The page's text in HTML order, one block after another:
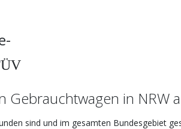
Gebrauchtwagen in NRW
sind und im gesamten Bundesgebiet